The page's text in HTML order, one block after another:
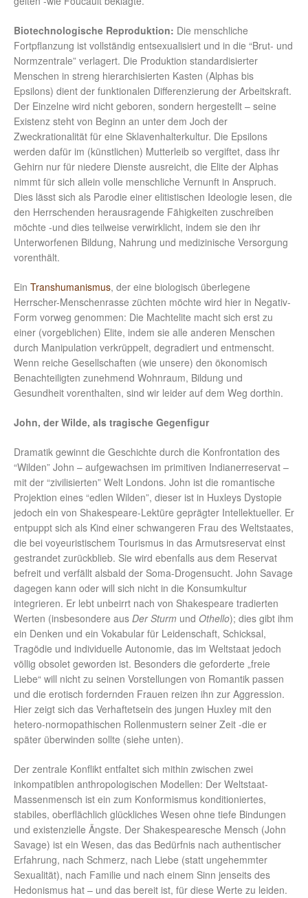
Biotechnologische Reproduktion: Die menschliche
Fortpflanzung ist vollständig entsexualisiert und in die “Brut- und
Normzentrale” verlagert. Die Produktion standardisierter
Menschen in streng hierarchisierten Kasten (Alphas bis
Epsilons) dient der funktionalen Differenzierung der Arbeitskraft.
Der Einzelne wird nicht geboren, sondern hergestellt – seine
Existenz steht von Beginn an unter dem Joch der
Zweckrationalität für eine Sklavenhalterkultur. Die Epsilons
werden dafür im (künstlichen) Mutterleib so vergiftet, dass ihr
Gehirn nur für niedere Dienste ausreicht, die Elite der Alphas
nimmt für sich allein volle menschliche Vernunft in Anspruch.
Dies lässt sich als Parodie einer elitistischen Ideologie lesen, die
den Herrschenden herausragende Fähigkeiten zuschreiben
möchte -und dies teilweise verwirklicht, indem sie den ihr
Unterworfenen Bildung, Nahrung und medizinische Versorgung
vorenthält.
Ein Transhumanismus, der eine biologisch überlegene
Herrscher-Menschenrasse züchten möchte wird hier in Negativ-
Form vorweg genommen: Die Machtelite macht sich erst zu
einer (vorgeblichen) Elite, indem sie alle anderen Menschen
durch Manipulation verkrüppelt, degradiert und entmenscht.
Wenn reiche Gesellschaften (wie unsere) den ökonomisch
Benachteiligten zunehmend Wohnraum, Bildung und
Gesundheit vorenthalten, sind wir leider auf dem Weg dorthin.
John, der Wilde, als tragische Gegenfigur
Dramatik gewinnt die Geschichte durch die Konfrontation des
“Wilden” John – aufgewachsen im primitiven Indianerreservat –
mit der “zivilisierten” Welt Londons. John ist die romantische
Projektion eines “edlen Wilden”, dieser ist in Huxleys Dystopie
jedoch ein von Shakespeare-Lektüre geprägter Intellektueller. Er
entpuppt sich als Kind einer schwangeren Frau des Weltstaates,
die bei voyeuristischem Tourismus in das Armutsreservat einst
gestrandet zurückblieb. Sie wird ebenfalls aus dem Reservat
befreit und verfällt alsbald der Soma-Drogensucht. John Savage
dagegen kann oder will sich nicht in die Konsumkultur
integrieren. Er lebt unbeirrt nach von Shakespeare tradierten
Werten (insbesondere aus Der Sturm und Othello); dies gibt ihm
ein Denken und ein Vokabular für Leidenschaft, Schicksal,
Tragödie und individuelle Autonomie, das im Weltstaat jedoch
völlig obsolet geworden ist. Besonders die geforderte „freie
Liebe“ will nicht zu seinen Vorstellungen von Romantik passen
und die erotisch fordernden Frauen reizen ihn zur Aggression.
Hier zeigt sich das Verhaftetsein des jungen Huxley mit den
hetero-normopathischen Rollenmustern seiner Zeit -die er
später überwinden sollte (siehe unten).
Der zentrale Konflikt entfaltet sich mithin zwischen zwei
inkompatiblen anthropologischen Modellen: Der Weltstaat-
Massenmensch ist ein zum Konformismus konditioniertes,
stabiles, oberflächlich glückliches Wesen ohne tiefe Bindungen
und existenzielle Ängste. Der Shakespearesche Mensch (John
Savage) ist ein Wesen, das das Bedürfnis nach authentischer
Erfahrung, nach Schmerz, nach Liebe (statt ungehemmter
Sexualität), nach Familie und nach einem Sinn jenseits des
Hedonismus hat – und das bereit ist, für diese Werte zu leiden.